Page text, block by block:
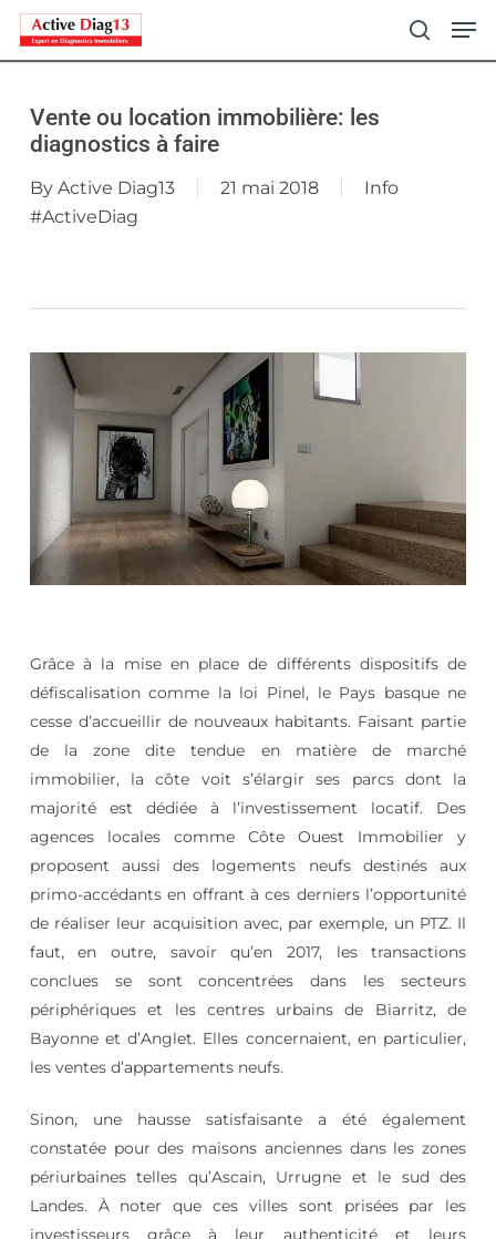
Skip
Vente ou location immobilière: les
diagnostics à faire
By Active Diag13 21 mai 2018
Info
#ActiveDiag
Grâce à la mise en place de différents dispositifs de
défiscalisation comme la loi Pinel, le Pays basque ne
cesse d’accueillir de nouveaux habitants. Faisant partie
de la zone dite tendue en matière de marché
immobilier, la côte voit s’élargir ses parcs dont la
majorité est dédiée à l’investissement locatif. Des
agences locales comme Côte Ouest Immobilier y
proposent aussi des logements neufs destinés aux
primo-accédants en offrant à ces derniers l’opportunité
de réaliser leur acquisition avec, par exemple, un PTZ. Il
faut, en outre, savoir qu’en 2017, les transactions
conclues se sont concentrées dans les secteurs
périphériques et les centres urbains de Biarritz, de
Bayonne et d’Anglet. Elles concernaient, en particulier,
les ventes d’appartements neufs.
Sinon, une hausse satisfaisante a été également
constatée pour des maisons anciennes dans les zones
périurbaines telles qu’Ascain, Urrugne et le sud des
Landes. À noter que ces villes sont prisées par les